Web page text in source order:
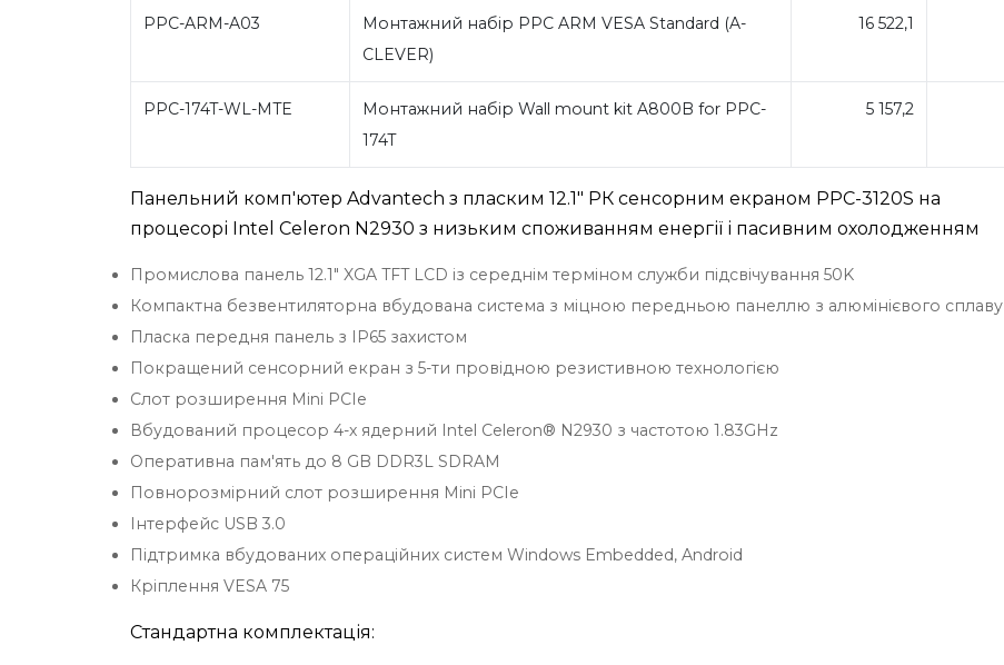
PPC-ARM-A03
Монтажний набір PPC ARM VESA Standard (A-
CLEVER)
16 522,1
PPC-174T-WL-MTE
Монтажний набір Wall mount kit A800B for PPC-
174T
5 157,2
Панельний комп'ютер Advantech з пласким 12.1" РК сенсорним екраном PPC-3120S на
процесорі Intel Celeron N2930 з низьким споживанням енергії і пасивним охолодженням
Промислова панель 12.1" XGA TFT LCD із середнім терміном служби підсвічування 50K
Компактна безвентиляторна вбудована система з міцною передньою панеллю з алюмінієвого сплаву
Пласка передня панель з IP65 захистом
Покращений сенсорний екран з 5-ти провідною резистивною технологією
Слот розширення Mini PCIe
Вбудований процесор 4-х ядерний Intel Celeron® N2930 з частотою 1.83GHz
Оперативна пам'ять до 8 GB DDR3L SDRAM
Повнорозмірний слот розширення Mini PCIe
Інтерфейс USB 3.0
Підтримка вбудованих операційних систем Windows Embedded, Android
Кріплення VESA 75
Стандартна комплектація: